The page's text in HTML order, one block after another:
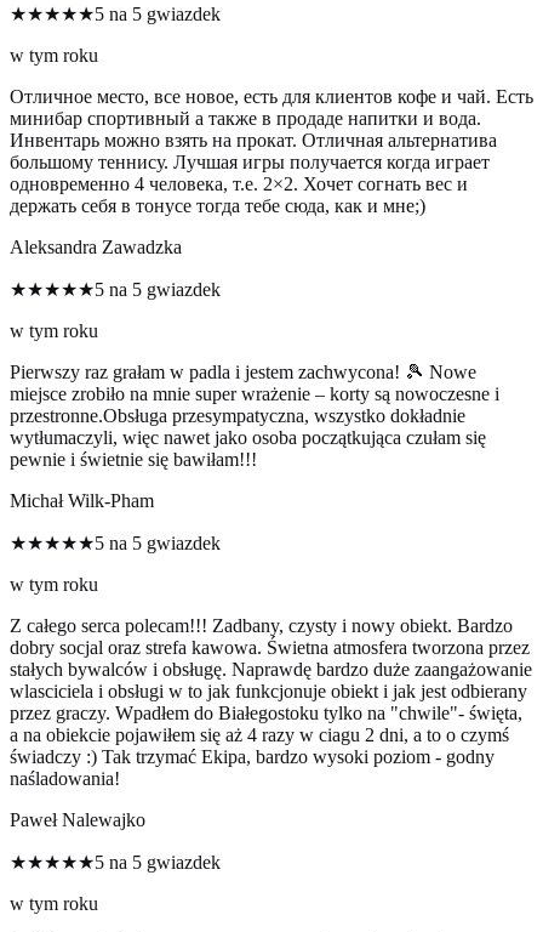
★★★★★5 na 5 gwiazdek
w tym roku
Отличное место, все новое, есть для клиентов кофе и чай. Есть
минибар спортивный а также в продаде напитки и вода.
Инвентарь можно взять на прокат. Отличная альтернатива
большому теннису. Лучшая игры получается когда играет
одновременно 4 человека, т.е. 2×2. Хочет согнать вес и
держать себя в тонусе тогда тебе сюда, как и мне;)
Aleksandra Zawadzka
★★★★★5 na 5 gwiazdek
w tym roku
Pierwszy raz grałam w padla i jestem zachwycona! 🎾 Nowe
miejsce zrobiło na mnie super wrażenie – korty są nowoczesne i
przestronne.Obsługa przesympatyczna, wszystko dokładnie
wytłumaczyli, więc nawet jako osoba początkująca czułam się
pewnie i świetnie się bawiłam!!!
Michał Wilk-Pham
★★★★★5 na 5 gwiazdek
w tym roku
Z całego serca polecam!!! Zadbany, czysty i nowy obiekt. Bardzo
dobry socjal oraz strefa kawowa. Świetna atmosfera tworzona przez
stałych bywalców i obsługę. Naprawdę bardzo duże zaangażowanie
wlasciciela i obsługi w to jak funkcjonuje obiekt i jak jest odbierany
przez graczy. Wpadłem do Białegostoku tylko na "chwile"- święta,
a na obiekcie pojawiłem się aż 4 razy w ciagu 2 dni, a to o czymś
świadczy :) Tak trzymać Ekipa, bardzo wysoki poziom - godny
naśladowania!
Paweł Nalewajko
★★★★★5 na 5 gwiazdek
w tym roku